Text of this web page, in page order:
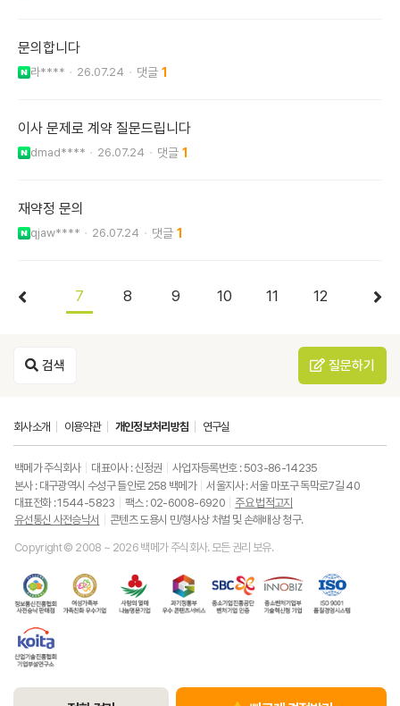
문의합니다
라**** 26.07.24 1
이사 문제로 계약 질문드립니다
dmad**** 26.07.24 1
재약정 문의
qjaw**** 26.07.24 1
7 8 9 10 11 12
검색 질문하기
회사소개 이용약관 개인정보처리방침 연구실
백메가 주식회사 대표이사 : 신정권
사업자등록번호 : 503-86-14235
본사 : 대구광역시 수성구 들안로 258 백메가
서울지사 : 서울 마포구 독막로7길 40
대표전화 : 1544-5823
팩스 : 02-6008-6920
주요 법적고지
유선통신 사전승낙서
콘텐츠 도용시 민/형사상 처벌 및 손해배상 청구.
Copyright © 2008 ~ 2026 백메가 주식회사. 모든 권리 보유.
정
보
신
진
흥
유
가
랑
의
열
통
서
중
소
기
업
중
소
벤
처
ISO9001
경
한
국
산
업
술